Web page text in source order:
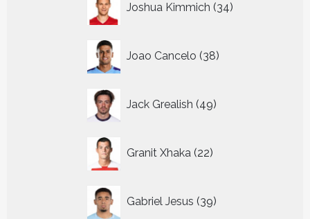
Joshua Kimmich 34
producten
Joao Cancelo 38
producten
Jack Grealish 49
producten
Granit Xhaka 22
producten
Gabriel Jesus 39
producten